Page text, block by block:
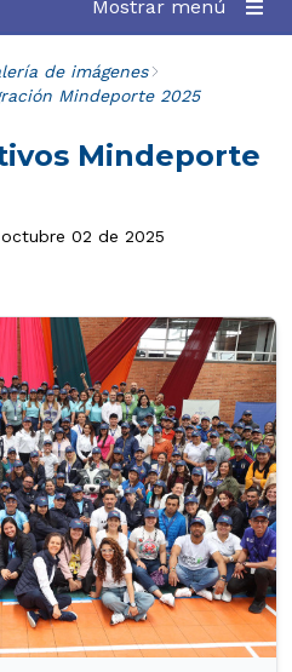
Mostrar menú
de imágenes
Mindeporte 2025
Mindeporte
02 de 2025